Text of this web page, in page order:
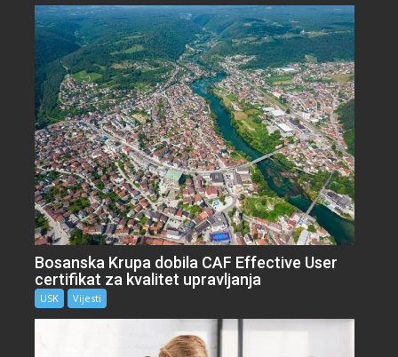
Bosanska Krupa dobila CAF Effective User
certifikat za kvalitet upravljanja
USK Vijesti